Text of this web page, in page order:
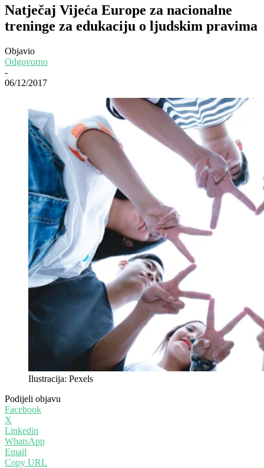
Natječaj Vijeća Europe za nacionalne
treninge za edukaciju o ljudskim pravima
Objavio
Odgovorno
-
06/12/2017
Ilustracija: Pexels
Podijeli objavu
Facebook
X
Linkedin
WhatsApp
Email
Copy URL